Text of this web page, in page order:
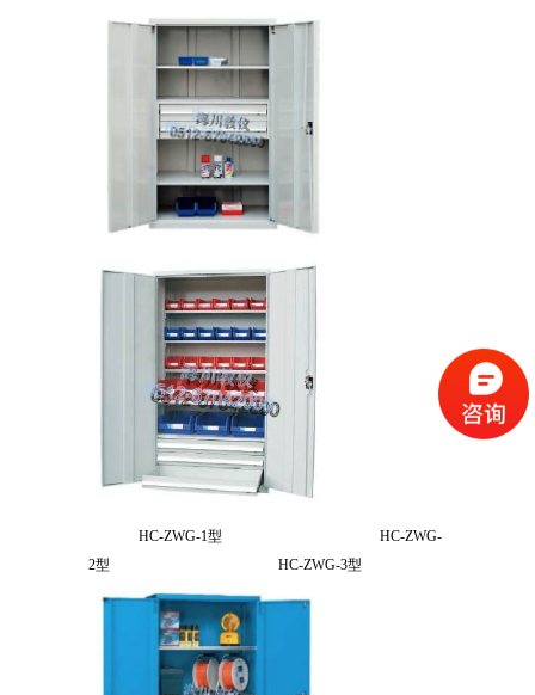
HC-ZWG-1型 HC-ZWG-
2型 HC-ZWG-3型